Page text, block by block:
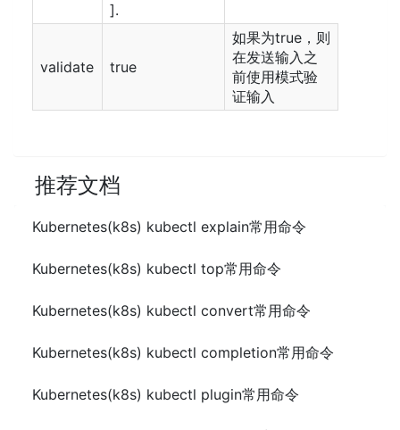
].
validate true
如果为true，则
在发送输入之
前使用模式验
证输入
推荐文档
Kubernetes(k8s) kubectl explain常用命令
Kubernetes(k8s) kubectl top常用命令
Kubernetes(k8s) kubectl convert常用命令
Kubernetes(k8s) kubectl completion常用命令
Kubernetes(k8s) kubectl plugin常用命令